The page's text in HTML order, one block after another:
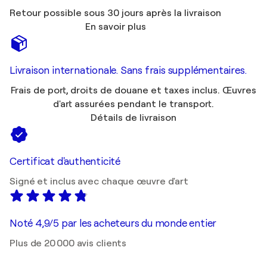
Retour possible sous 30 jours après la livraison
En savoir plus
Livraison internationale. Sans frais supplémentaires.
Frais de port, droits de douane et taxes inclus. Œuvres
d'art assurées pendant le transport.
Détails de livraison
Certificat d'authenticité
Signé et inclus avec chaque œuvre d'art
Noté 4,9/5 par les acheteurs du monde entier
Plus de 20 000 avis clients